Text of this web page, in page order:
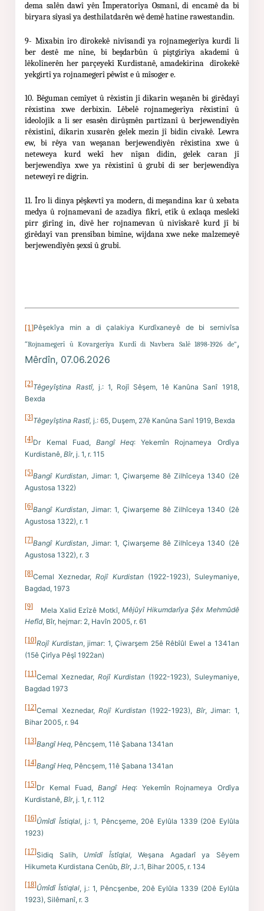
dema salên dawî yên Împeratorîya Osmanî, di encamê da bi
biryara sîyasî ya desthilatdarên wê demê hatine rawestandin.
9- Mixabin îro dîrokekê nivîsandî ya rojnamegerîya kurdî li
ber destê me nîne, bi beşdarbûn û piştgirîya akademî û
lêkolînerên her parçeyekî Kurdistanê, amadekirina dîrokekê
yekgirtî ya rojnamegerî pêwîst e û mîsoger e.
10. Bêguman cemîyet û rêxistin jî dikarin weşanên bi girêdayî
rêxistina xwe derbixin. Lêbelê rojnamegerîya rêxistinî û
îdeolojîk a li ser esasên dirûşmên partîzanî û berjewendiyên
rêxistinî, dikarin xusarên gelek mezin jî bidin civakê. Lewra
ew, bi rêya van weşanan berjewendiyên rêxistina xwe û
neteweya kurd wekî hev nîşan didin, gelek caran jî
berjewendîya xwe ya rêxistinî û grubî di ser berjewendîya
neteweyî re digrin.
11. Îro li dinya pêşkevtî ya modern, di meşandina kar û xebata
medya û rojnamevanî de azadîya fikrî, etîk û exlaqa meslekî
pirr girîng in, divê her rojnamevan û nivîskarê kurd jî bi
girêdayî van prensîban bimîne, wijdana xwe neke malzemeyê
berjewendîyên şexsî û grubî.
[1]Pêşekîya min a di çalakiya Kurdîxaneyê de bi sernivîsa
“Rojnamegerî û Kovargerîya Kurdî di Navbera Salê 1898-1926 de”,
Mêrdîn, 07.06.2026
[2]Têgeyîştina Rastî, j.: 1, Rojî Sêşem, 1ê Kanûna Sanî 1918,
Bexda
[3]Têgeyîştina Rastî,j.: 65, Duşem, 27ê Kanûna Sanî 1919, Bexda
[4]Dr Kemal Fuad, Bangî Heq: Yekemîn Rojnameya Ordîya
Kurdistanê,Bîr, j. 1, r. 115
[5]Bangî Kurdistan, Jimar: 1, Çiwarşeme 8ê Zilhîceya 1340 (2ê
Agustosa 1322)
[6]Bangî Kurdistan, Jimar: 1, Çiwarşeme 8ê Zilhîceya 1340 (2ê
Agustosa 1322), r. 1
[7]Bangî Kurdistan, Jimar: 1, Çiwarşeme 8ê Zilhîceya 1340 (2ê
Agustosa 1322), r. 3
[8]Cemal Xeznedar,Rojî Kurdistan(1922-1923), Suleymaniye,
Bagdad, 1973
[9] Mela Xalid Ezîzê Motkî,Mêjûyî Hikumdarîya Şêx Mehmûdê
Hefîd, Bîr, hejmar: 2, Havîn 2005, r. 61
[10]Rojî Kurdistan, jimar: 1, Çiwarşem 25ê Rêbîûl Ewel a 1341an
(15ê Çirîya Pêşî 1922an)
[11]Cemal Xeznedar,Rojî Kurdistan(1922-1923), Suleymaniye,
Bagdad 1973
[12]Cemal Xeznedar,Rojî Kurdistan(1922-1923), Bîr, Jimar: 1,
Bihar 2005, r. 94
[13]Bangî Heq, Pêncşem, 11ê Şabana 1341an
[14]Bangî Heq, Pêncşem, 11ê Şabana 1341an
[15]Dr Kemal Fuad,Bangî Heq: Yekemîn Rojnameya Ordîya
Kurdistanê,Bîr, j. 1, r. 112
[16]Ûmîdî Îstiqlal, j.: 1, Pêncşeme, 20ê Eylûla 1339 (20ê Eylûla
1923)
[17]Sidiq Salih, Umîdî Îstîqlal, Weşana Agadarî ya Sêyem
Hikumeta Kurdistana Cenûb,Bîr, J.:1, Bihar 2005, r. 134
[18]Ûmîdî Îstiqlal, j.: 1, Pêncşenbe, 20ê Eylûla 1339 (20ê Eylûla
1923), Silêmanî, r. 3